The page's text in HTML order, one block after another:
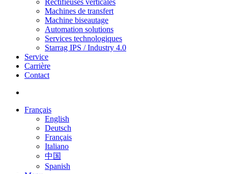
Rectifieuses verticales
Machines de transfert
Machine biseautage
Automation solutions
Services technologiques
Starrag IPS / Industry 4.0
Service
Carrière
Contact
Français
English
Deutsch
Français
Italiano
中国
Spanish